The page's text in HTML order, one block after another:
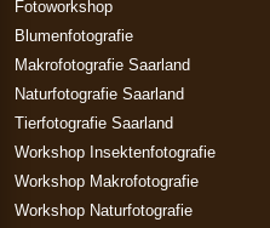
Fotoworkshop
Blumenfotografie
Makrofotografie Saarland
Naturfotografie Saarland
Tierfotografie Saarland
Workshop Insektenfotografie
Workshop Makrofotografie
Workshop Naturfotografie